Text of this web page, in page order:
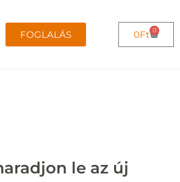
FOGLALÁS 0Ft 0
le az új